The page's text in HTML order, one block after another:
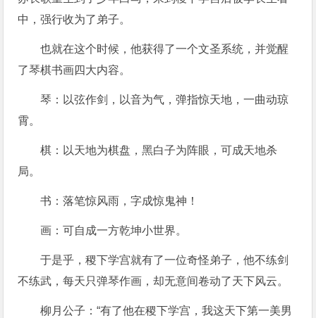
中，强行收为了弟子。
也就在这个时候，他获得了一个文圣系统，并觉醒
了琴棋书画四大内容。
琴：以弦作剑，以音为气，弹指惊天地，一曲动琼
霄。
棋：以天地为棋盘，黑白子为阵眼，可成天地杀
局。
书：落笔惊风雨，字成惊鬼神！
画：可自成一方乾坤小世界。
于是乎，稷下学宫就有了一位奇怪弟子，他不练剑
不练武，每天只弹琴作画，却无意间卷动了天下风云。
柳月公子：“有了他在稷下学宫，我这天下第一美男